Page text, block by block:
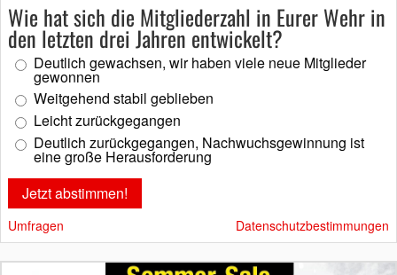
Wie hat sich die Mitgliederzahl in Eurer Wehr in
den letzten drei Jahren entwickelt?
Deutlich gewachsen, wir haben viele neue Mitglieder
gewonnen
Weitgehend stabil geblieben
Leicht zurückgegangen
Deutlich zurückgegangen, Nachwuchsgewinnung ist
eine große Herausforderung
Umfragen Datenschutzbestimmungen